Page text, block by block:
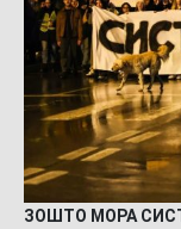
ЗОШТО МОРА